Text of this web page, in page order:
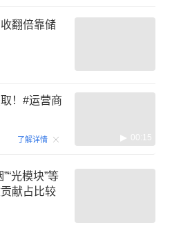
翻倍靠储
！#运营商
了解详情 00:15
光模块”等
献占比较